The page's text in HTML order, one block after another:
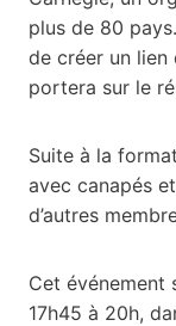
plus de 80
de créer un
portera sur le
Suite à la
avec canapés
d’autres
Cet événement
17h45 à 20h,